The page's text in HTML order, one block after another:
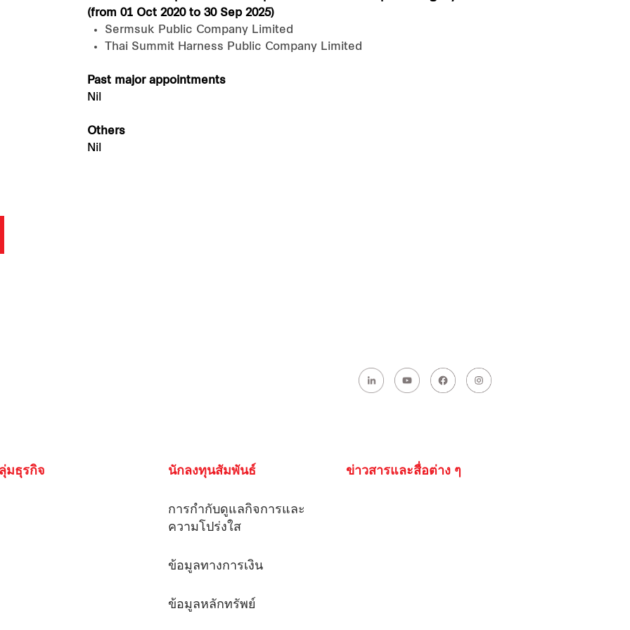
(from 01 Oct 2020 to 30 Sep 2025)
Sermsuk Public Company Limited
Thai Summit Harness Public Company Limited
Past major appointments
Nil
Others
Nil
มธุรกิจ นักลงทุนสัมพันธ์
การกํากับดูแลกิจการและ
ความโปร่งใส
ข้อมูลทางการเงิน
ข้อมูลหลักทรัพย์
ข่าวสารและสื่อต่าง ๆ